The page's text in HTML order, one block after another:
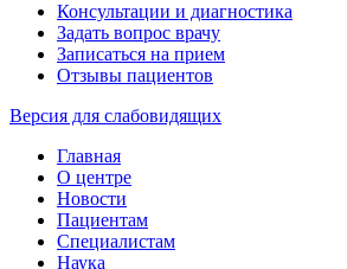
Консультации и диагностика
Задать вопрос врачу
Записаться на прием
Отзывы пациентов
Версия для слабовидящих
Главная
О центре
Новости
Пациентам
Специалистам
Наука